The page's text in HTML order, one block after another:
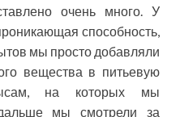
очень много. У
способность,
мы просто добавляли
вещества в питьевую
на которых мы
мы смотрели за